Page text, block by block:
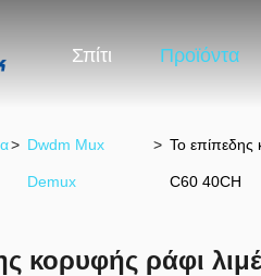
Σπίτι Προϊόντα
> Dwdm Mux
Demux
> Το επίπεδης
C60 40CH
κορυφής ράφι